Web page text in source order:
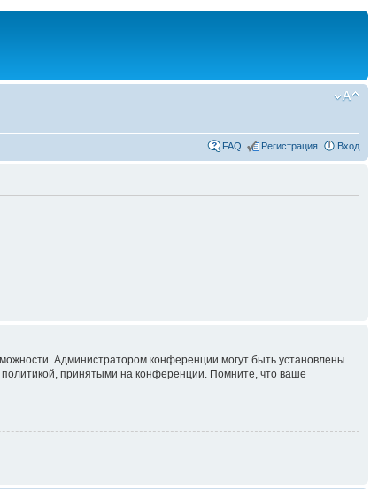
FAQ Регистрация Вход
Администратором конференции могут быть установлены
политикой, принятыми на конференции. Помните, что ваше